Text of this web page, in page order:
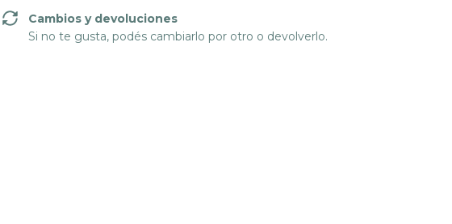
Cambios y devoluciones
Si no te gusta, podés cambiarlo por otro o devolverlo.